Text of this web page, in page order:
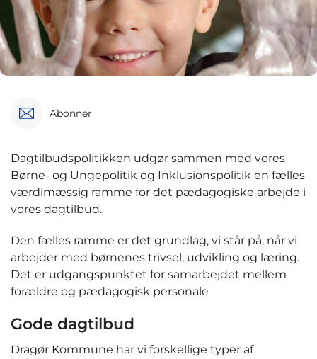
Abonner
Dagtilbudspolitikken udgør sammen med vores
Børne- og Ungepolitik og Inklusionspolitik en fælles
værdimæssig ramme for det pædagogiske arbejde i
vores dagtilbud.
Den fælles ramme er det grundlag, vi står på, når vi
arbejder med børnenes trivsel, udvikling og læring.
Det er udgangspunktet for samarbejdet mellem
forældre og pædagogisk personale
Gode dagtilbud
Dragør Kommune har vi forskellige typer af